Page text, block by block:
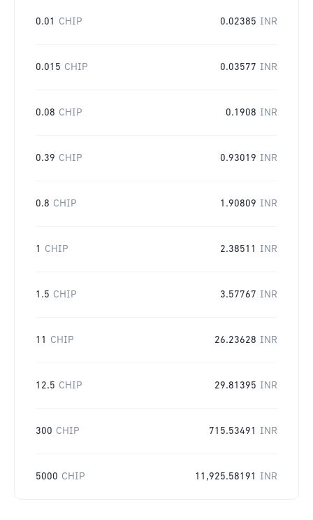
0.01 CHIP 0.02385 INR
0.015 CHIP 0.03577 INR
0.08 CHIP 0.1908 INR
0.39 CHIP 0.93019 INR
0.8 CHIP 1.90809 INR
1 CHIP 2.38511 INR
1.5 CHIP 3.57767 INR
11 CHIP 26.23628 INR
12.5 CHIP 29.81395 INR
300 CHIP 715.53491 INR
5000 CHIP 11,925.58191 INR